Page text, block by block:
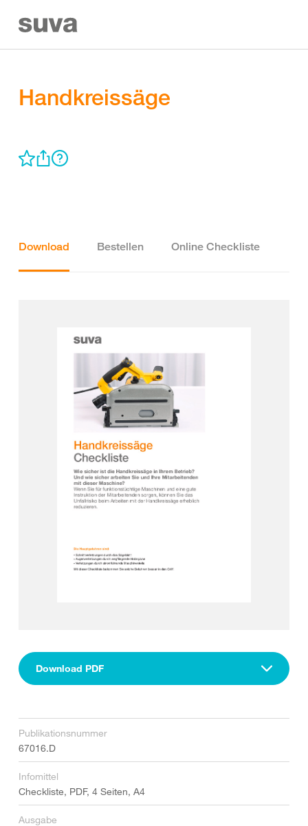
Handkreissäge
Download Bestellen Online Checkliste
Download PDF
Publikationsnummer
67016.D
Infomittel
Checkliste, PDF, 4 Seiten, A4
Ausgabe